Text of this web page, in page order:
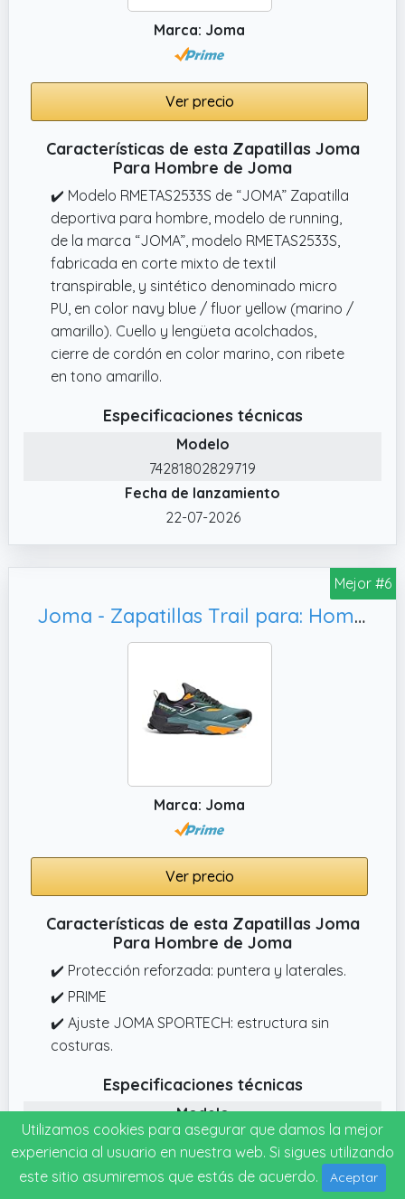
Marca: Joma
Ver precio
Características de esta Zapatillas Joma
Para Hombre de Joma
✔️ Modelo RMETAS2533S de “JOMA” Zapatilla
deportiva para hombre, modelo de running,
de la marca “JOMA”, modelo RMETAS2533S,
fabricada en corte mixto de textil
transpirable, y sintético denominado micro
PU, en color navy blue / fluor yellow (marino /
amarillo). Cuello y lengüeta acolchados,
cierre de cordón en color marino, con ribete
en tono amarillo.
Especificaciones técnicas
Modelo
74281802829719
Fecha de lanzamiento
22-07-2026
Mejor #6
Joma - Zapatillas Trail para: Hombre Color: 2521 Talla: 43
Marca: Joma
Ver precio
Características de esta Zapatillas Joma
Para Hombre de Joma
✔️ Protección reforzada: puntera y laterales.
✔️ PRIME
✔️ Ajuste JOMA SPORTECH: estructura sin
costuras.
Especificaciones técnicas
Modelo
TKSIES2521
Garantía
Revisar el pedido al ser entregado.
Utilizamos cookies para asegurar que damos la mejor
experiencia al usuario en nuestra web. Si sigues utilizando
este sitio asumiremos que estás de acuerdo.
Aceptar